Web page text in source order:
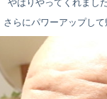
はりやってくれまし
らにパワーアップして